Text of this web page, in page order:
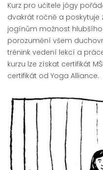
Kurz pro učitele jógy
dvakrát ročně a poskytuje
jogínům možnost
porozumění všem
trénink vedení lekcí a
kurzu lze získat certifikát
certifikát od Yoga Alliance.